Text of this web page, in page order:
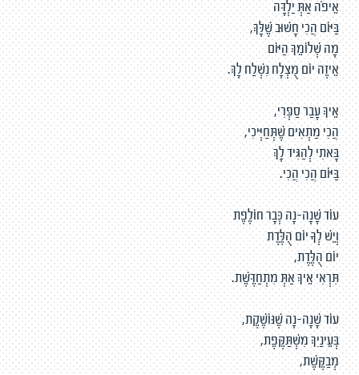
אֵיפֹה אַתְּ יַלְדָּה
בַּיּוֹם הֲכִי חָשׁוּב שֶׁלָּךְ,
מָה שְׁלוֹמֵךְ הַיּוֹם
אֵיזֶה יוֹם מֻצְלָח נִשְׁלַח לָךְ.
אֵיךְ עָבַר סַפְּרִי,
הֲכִי מַתְאִים שֶׁתְּחַיְּיכִי,
בָּאתִי לְהַגִּיד לָךְ
בַּיּוֹם הֲכִי הֲכִי.
עוֹד שָׁנָה-נָה כְּבָר חוֹלֶפֶת
וְיֵשׁ לְךָ יוֹם הֻלֶּדֶת
יוֹם הֻלֶּדֶת,
תִּרְאִי אֵיךְ אַתְּ מִתְחַדֶּשֶׁת.
עוֹד שָׁנָה-נָה שֶׁנּוֹשֶׁקֶת,
בְּעֵינַיִךְ מִשְׁתַּקֶּפֶת,
מְבַקֶּשֶׁת,